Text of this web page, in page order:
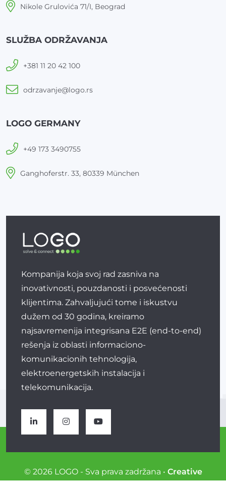
Nikole Grulovića 71/I, Beograd
SLUŽBA ODRŽAVANJA
+381 11 20 42 100
odrzavanje@logo.rs
LOGO GERMANY
+49 173 3490755
Ganghoferstr. 33, 80339 München
Kompanija koja svoj rad zasniva na
inovativnosti, pouzdanosti i posvećenosti
klijentima. Zahvaljujući tome i iskustvu
dužem od 30 godina, kreiramo
najsavremenija integrisana E2E (end-to-end)
rešenja iz oblasti informaciono-
komunikacionih tehnologija,
elektroenergetskih instalacija i
telekomunikacija.
© 2026 LOGO - Sva prava zadržana • Creative